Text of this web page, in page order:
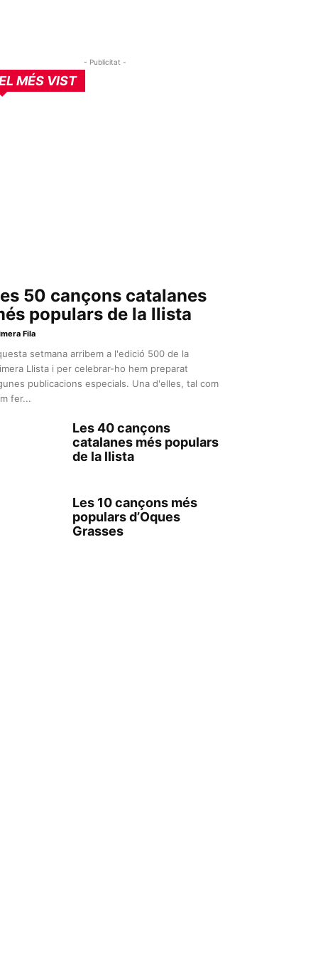
- Publicitat -
MÉS VIST
50 cançons catalanes
populars de la llista
Fila
setmana arribem a l'edició 500 de la
Llista i per celebrar-ho hem preparat
publicacions especials. Una d'elles, tal com
fer...
Les 40 cançons
catalanes més populars
de la llista
Les 10 cançons més
populars d’Oques
Grasses